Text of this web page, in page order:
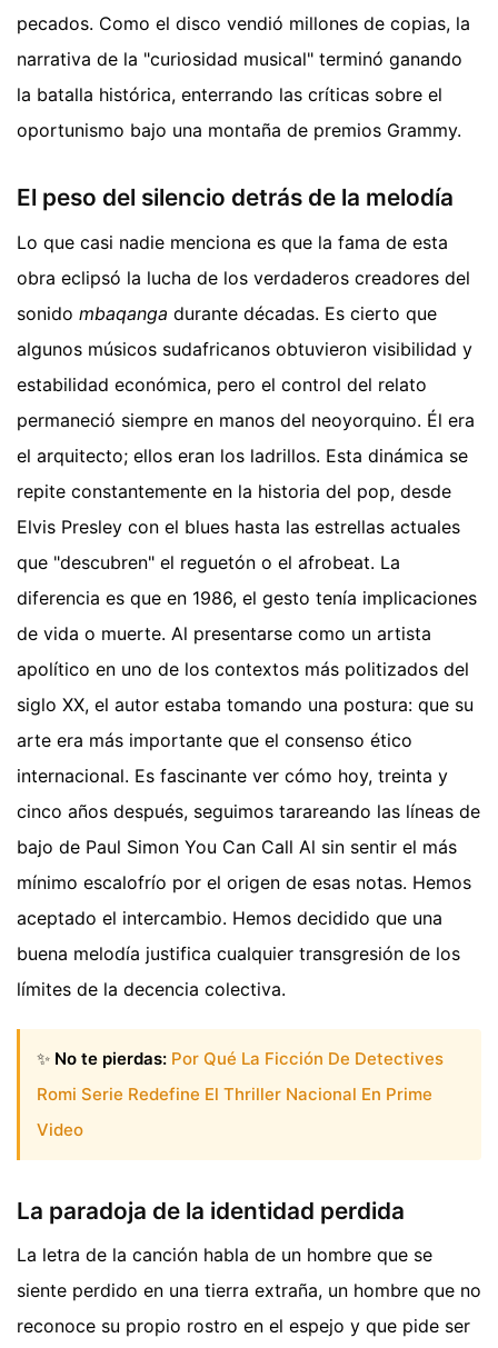
pecados. Como el disco vendió millones de copias, la
narrativa de la "curiosidad musical" terminó ganando
la batalla histórica, enterrando las críticas sobre el
oportunismo bajo una montaña de premios Grammy.
El peso del silencio detrás de la melodía
Lo que casi nadie menciona es que la fama de esta
obra eclipsó la lucha de los verdaderos creadores del
sonido mbaqanga durante décadas. Es cierto que
algunos músicos sudafricanos obtuvieron visibilidad y
estabilidad económica, pero el control del relato
permaneció siempre en manos del neoyorquino. Él era
el arquitecto; ellos eran los ladrillos. Esta dinámica se
repite constantemente en la historia del pop, desde
Elvis Presley con el blues hasta las estrellas actuales
que "descubren" el reguetón o el afrobeat. La
diferencia es que en 1986, el gesto tenía implicaciones
de vida o muerte. Al presentarse como un artista
apolítico en uno de los contextos más politizados del
siglo XX, el autor estaba tomando una postura: que su
arte era más importante que el consenso ético
internacional. Es fascinante ver cómo hoy, treinta y
cinco años después, seguimos tarareando las líneas de
bajo de Paul Simon You Can Call Al sin sentir el más
mínimo escalofrío por el origen de esas notas. Hemos
aceptado el intercambio. Hemos decidido que una
buena melodía justifica cualquier transgresión de los
límites de la decencia colectiva.
✨ No te pierdas: Por Qué La Ficción De Detectives
Romi Serie Redefine El Thriller Nacional En Prime
Video
La paradoja de la identidad perdida
La letra de la canción habla de un hombre que se
siente perdido en una tierra extraña, un hombre que no
reconoce su propio rostro en el espejo y que pide ser